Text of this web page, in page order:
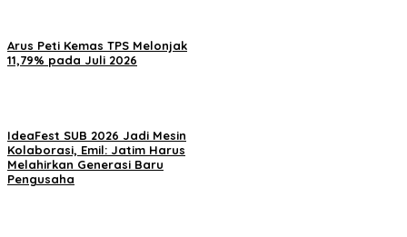
Arus Peti Kemas TPS Melonjak
11,79% pada Juli 2026
IdeaFest SUB 2026 Jadi Mesin
Kolaborasi, Emil: Jatim Harus
Melahirkan Generasi Baru
Pengusaha